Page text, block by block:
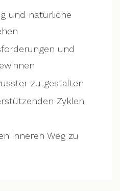
und natürliche
und
zu gestalten
Zyklen
inneren Weg zu